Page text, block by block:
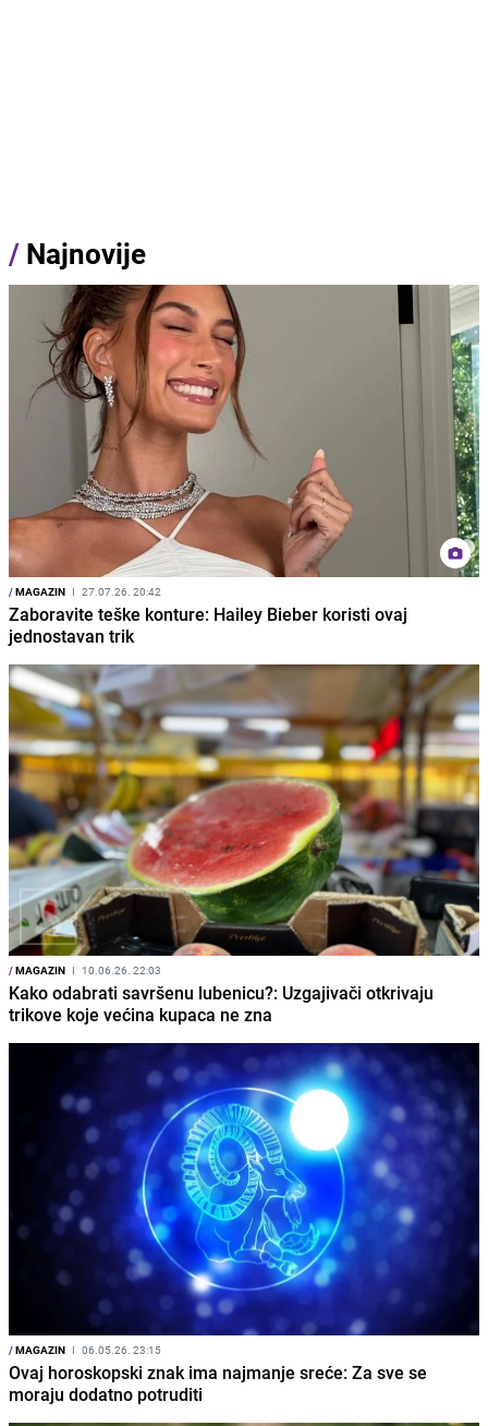
/ Najnovije
/MAGAZIN I 27.07.26. 20:42
Zaboravite teške konture: Hailey Bieber koristi ovaj
jednostavan trik
/MAGAZIN I 10.06.26. 22:03
Kako odabrati savršenu lubenicu?: Uzgajivači otkrivaju
trikove koje većina kupaca ne zna
/MAGAZIN I 06.05.26. 23:15
Ovaj horoskopski znak ima najmanje sreće: Za sve se
moraju dodatno potruditi